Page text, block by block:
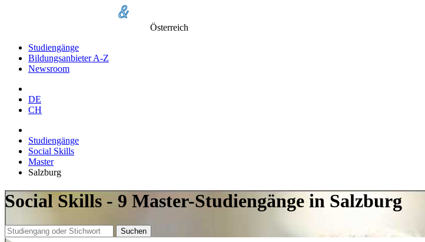
Österreich
Studiengänge
Bildungsanbieter A-Z
Newsroom
DE
CH
Studiengänge
Social Skills
Master
Salzburg
Social Skills - 9 Master-Studiengänge in Salzburg
Suchen